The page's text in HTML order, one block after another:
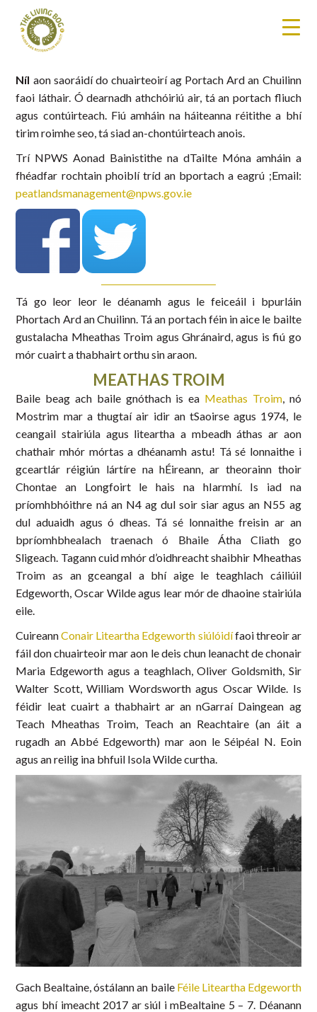
Níl aon saoráidí do chuairteoirí ag Portach Ard an Chuilinn
faoi láthair. Ó dearnadh athchóiriú air, tá an portach fliuch
agus contúirteach. Fiú amháin na háiteanna réitithe a bhí
tirim roimhe seo, tá siad an-chontúirteach anois.
Trí NPWS Aonad Bainistithe na dTailte Móna amháin a
fhéadfar rochtain phoiblí tríd an bportach a eagrú ;Email:
peatlandsmanagement@npws.gov.ie
Tá go leor leor le déanamh agus le feiceáil i bpurláin
Phortach Ard an Chuilinn. Tá an portach féin in aice le bailte
gustalacha Mheathas Troim agus Ghránaird, agus is fiú go
mór cuairt a thabhairt orthu sin araon.
MEATHAS TROIM
Baile beag ach baile gnóthach is ea Meathas Troim, nó
Mostrim mar a thugtaí air idir an tSaoirse agus 1974, le
ceangail stairiúla agus liteartha a mbeadh áthas ar aon
chathair mhór mórtas a dhéanamh astu! Tá sé lonnaithe i
gceartlár réigiún lártíre na hÉireann, ar theorainn thoir
Chontae an Longfoirt le hais na hIarmhí. Is iad na
príomhbhóithre ná an N4 ag dul soir siar agus an N55 ag
dul aduaidh agus ó dheas. Tá sé lonnaithe freisin ar an
bpríomhbhealach traenach ó Bhaile Átha Cliath go
Sligeach. Tagann cuid mhór d’oidhreacht shaibhir Mheathas
Troim as an gceangal a bhí aige le teaghlach cáiliúil
Edgeworth, Oscar Wilde agus lear mór de dhaoine stairiúla
eile.
CuireannConair Liteartha Edgeworth siúlóidífaoi threoir ar
fáil don chuairteoir mar aon le deis chun leanacht de chonair
Maria Edgeworth agus a teaghlach, Oliver Goldsmith, Sir
Walter Scott, William Wordsworth agus Oscar Wilde. Is
féidir leat cuairt a thabhairt ar an nGarraí Daingean ag
Teach Mheathas Troim, Teach an Reachtaire (an áit a
rugadh an Abbé Edgeworth) mar aon le Séipéal N. Eoin
agus an reilig ina bhfuil Isola Wilde curtha.
Gach Bealtaine, óstálann an baile Féile Liteartha Edgeworth
agus bhí imeacht 2017 ar siúl i mBealtaine 5 – 7. Déanann